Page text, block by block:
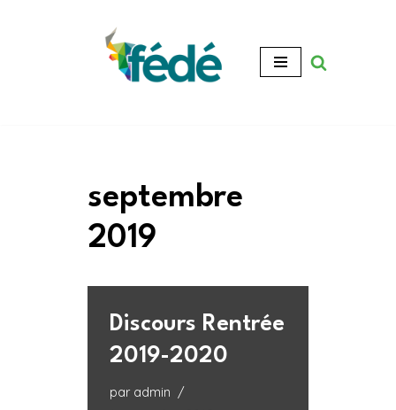
septembre
2019
Discours Rentrée
2019-2020
par admin